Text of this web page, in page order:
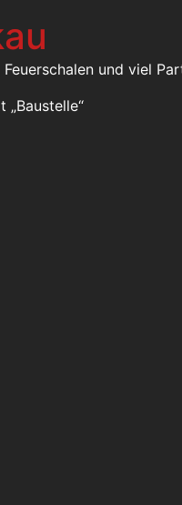
Feuerschalen und viel